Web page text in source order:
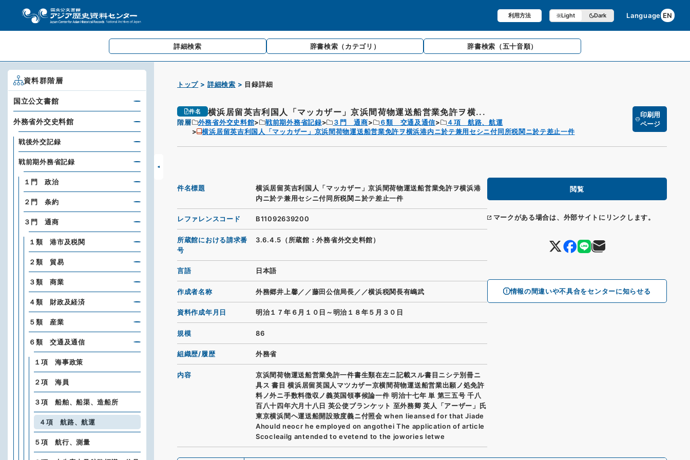
利用方法 Light Dark Language EN
詳細検索 辞書検索 （カテゴリ） 辞書検索 （五十音順）
トップ 詳細検索 目録詳細
件名 横浜居留英吉利国人「マッカザー」京浜間荷物運送船営業免許ヲ横...
階層 外務省外交史料館 戦前期外務省記録 ３門 通商 ６類 交通及通信
４項 航路、航運
横浜居留英吉利国人「マッカザー」京浜間荷物運送船営業免許ヲ横浜港内ニ於テ兼用セシニ付同所税関ニ於テ差止一件
印刷用
ページ
閲覧
マークがある場合は、外部サイトにリンクします。
情報の間違いや不具合をセンターに知らせる
件名標題
横浜居留英吉利国人「マッカザー」京浜間荷物運送船営業免許ヲ横浜港
内ニ於テ兼用セシニ付同所税関ニ於テ差止一件
レファレンスコード B11092639200
所蔵館における請求番
号
3.6.4.5（所蔵館：外務省外交史料館）
言語 日本語
作成者名称 外務郷井上馨／／藤田公信局長／／横浜税関長有嶋武
資料作成年月日 明治１７年６月１０日～明治１８年５月３０日
規模 86
組織歴/履歴 外務省
内容
京浜間荷物運送船営業免許一件書生類在左ニ記載スル書目ニシテ別冊ニ
具ス 書目 横浜居留英国人マツカザー京横間荷物運送船営業出願ノ処免許
料ノ外ニ手数料徴収ノ義英国領事候論一件 明治十七年 単 第三五号 千八
百八十四年六月十八日 英公使ブランケット 至外務卿 英人「アーザー」氏
東京横浜間ヘ運送船開設致度義ニ付照会 when lieansed for that Jiade
Ahould neocr he employed on angothei The application of article
Scocleailg antended to evetend to the jowories letwe
資料群階層
国立公文書館
外務省外交史料館
戦後外交記録
戦前期外務省記録
１門 政治
２門 条約
３門 通商
１類 港市及税関
２類 貿易
３類 商業
４類 財政及経済
５類 産業
６類 交通及通信
１項 海事政策
２項 海員
３項 船舶、船渠、造船所
４項 航路、航運
５項 航行、測量